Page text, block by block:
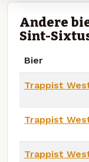
Andere
Sint-
Bier
Trappist
Trappist
Trappist